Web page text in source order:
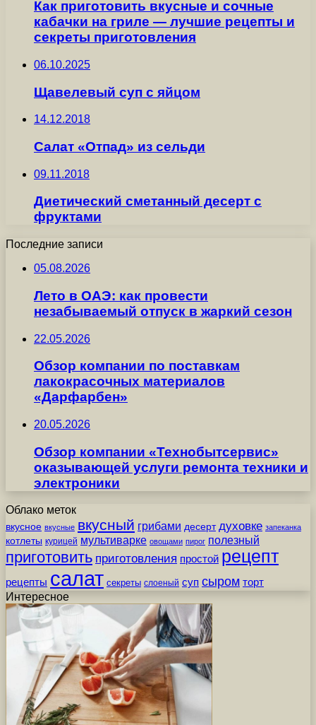
Как приготовить вкусные и сочные
кабачки на гриле — лучшие рецепты и
секреты приготовления
06.10.2025
Щавелевый суп с яйцом
14.12.2018
Салат «Отпад» из сельди
09.11.2018
Диетический сметанный десерт с
фруктами
Последние записи
05.08.2026
Лето в ОАЭ: как провести
незабываемый отпуск в жаркий сезон
22.05.2026
Обзор компании по поставкам
лакокрасочных материалов
«Дарфарбен»
20.05.2026
Обзор компании «Технобытсервис»
оказывающей услуги ремонта техники и
электроники
Облако меток
вкусное вкусные вкусный грибами десерт духовке запеканка
котлеты курицей мультиварке овощами пирог полезный
приготовить приготовления простой рецепт
рецепты салат секреты слоеный суп сыром торт
Интересное